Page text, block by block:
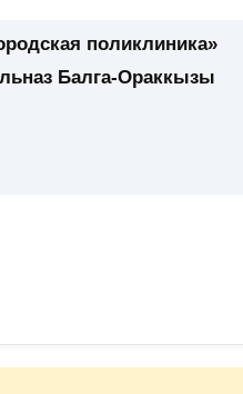
поликлиника»
Балга-Ораккызы